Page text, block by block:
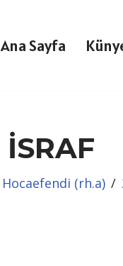
Ana Sayfa
İSRAF
(rh.a)